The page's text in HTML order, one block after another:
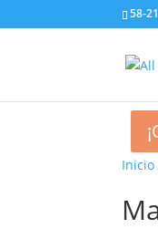
58-
Inicio